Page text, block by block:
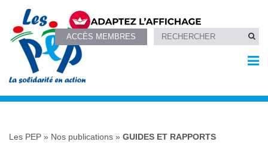
ACCÈS MEMBRES
Les PEP » Nos publications » GUIDES ET RAPPORTS